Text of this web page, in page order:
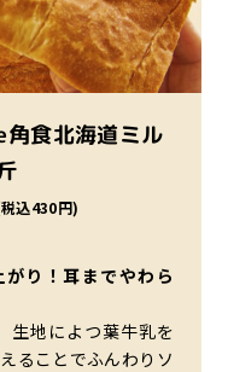
食北海道ミル
込430円)
り！耳までやわら
生地によつ葉牛乳を
ることでふんわりソ